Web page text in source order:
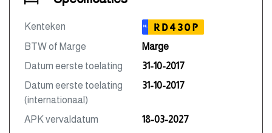
Kenteken NL RD430P
BTW of Marge
Marge
Datum eerste toelating
31-10-2017
Datum eerste toelating
(internationaal)
31-10-2017
APK vervaldatum
18-03-2027